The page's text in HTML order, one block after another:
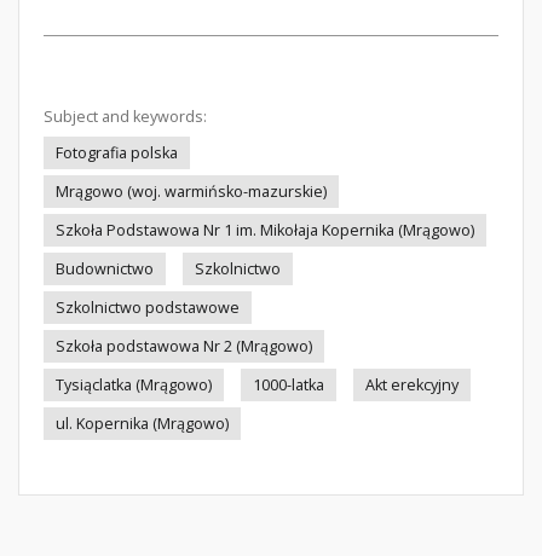
Subject and keywords:
Fotografia polska
Mrągowo (woj. warmińsko-mazurskie)
Szkoła Podstawowa Nr 1 im. Mikołaja Kopernika (Mrągowo)
Budownictwo
Szkolnictwo
Szkolnictwo podstawowe
Szkoła podstawowa Nr 2 (Mrągowo)
Tysiąclatka (Mrągowo)
1000-latka
Akt erekcyjny
ul. Kopernika (Mrągowo)